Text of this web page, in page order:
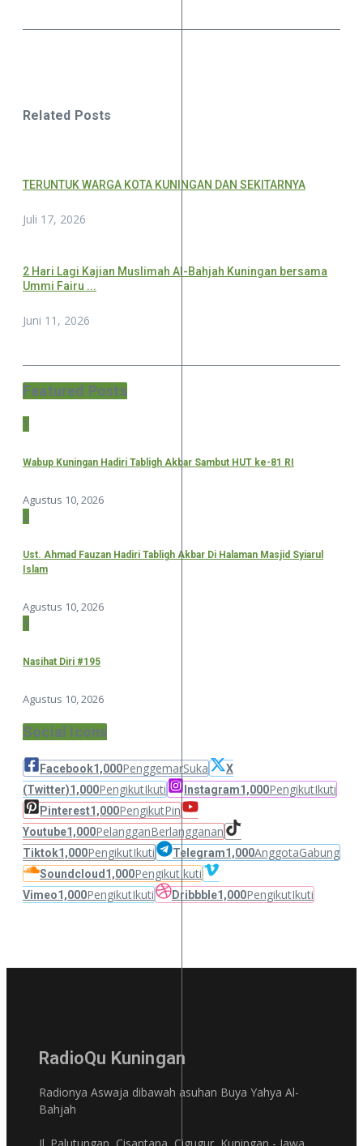
Related Posts
TERUNTUK WARGA KOTA KUNINGAN DAN SEKITARNYA
Juli 17, 2026
2 Hari Lagi Kajian Muslimah Al-Bahjah Kuningan bersama
Ummi Fairu ...
Juni 11, 2026
Featured Posts
1
Wabup Kuningan Hadiri Tabligh Akbar Sambut HUT ke-81 RI
Agustus 10, 2026
2
Ust. Ahmad Fauzan Hadiri Tabligh Akbar Di Halaman Masjid Syiarul
Islam
Agustus 10, 2026
3
Nasihat Diri #195
Agustus 10, 2026
Social Icons
Facebook1,000PenggemarSuka
X
(Twitter)1,000PengikutIkuti Instagram1,000PengikutIkuti
Pinterest1,000PengikutPin
Youtube1,000PelangganBerlangganan
Tiktok1,000PengikutIkuti Telegram1,000AnggotaGabung
Soundcloud 1,000PengikutIkuti
Vimeo1,000PengikutIkuti Dribbble1,000PengikutIkuti
RadioQu Kuningan
Radionya Aswaja dibawah asuhan Buya Yahya Al-
Bahjah